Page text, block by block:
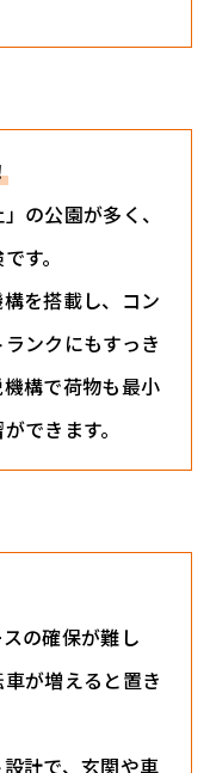
の公園が多く、
す。
を搭載し、コン
ンクにもすっき
構で荷物も最小
できます。
の確保が難し
が増えると置き
計で、玄関や車